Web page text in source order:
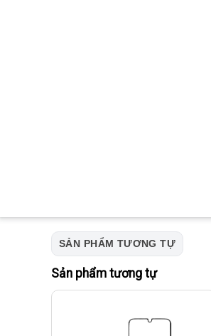
SẢN PHẨM TƯƠNG TỰ
Sản phẩm tương tự